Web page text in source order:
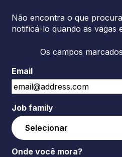
Não encontra o que
notificá-lo quando as vagas
Os campos
Email
Job family
Onde você mora?